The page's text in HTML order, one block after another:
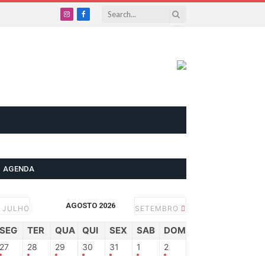
InstagramFacebook
AGENDA
JULHO AGOSTO 2026 SETEMBRO
SEG TER QUA QUI SEX SAB DOM
27 28 29 30 31 1 2